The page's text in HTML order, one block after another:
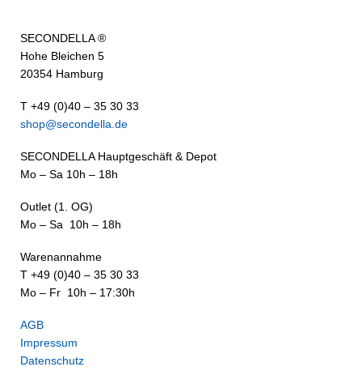
SECONDELLA ®
Hohe Bleichen 5
20354 Hamburg
T +49 (0)40 – 35 30 33
shop@secondella.de
SECONDELLA Hauptgeschäft & Depot
Mo – Sa 10h – 18h
Outlet (1. OG)
Mo – Sa 10h – 18h
Warenannahme
T +49 (0)40 – 35 30 33
Mo – Fr 10h – 17:30h
AGB
Impressum
Datenschutz